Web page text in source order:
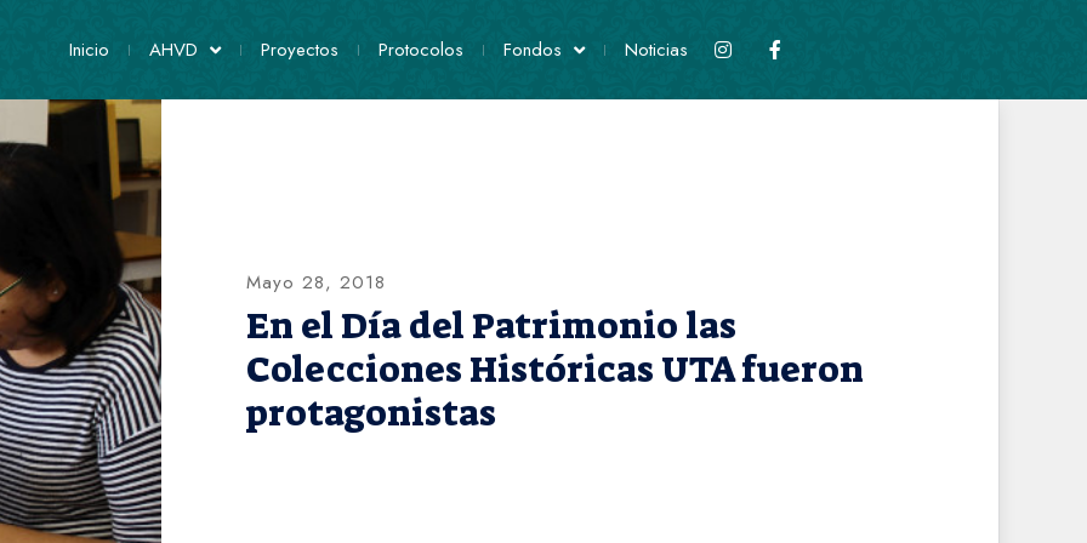
Inicio AHVD Proyectos Protocolos Fondos Noticias
Mayo 28, 2018
En el Día del Patrimonio las
Colecciones Históricas UTA fueron
protagonistas